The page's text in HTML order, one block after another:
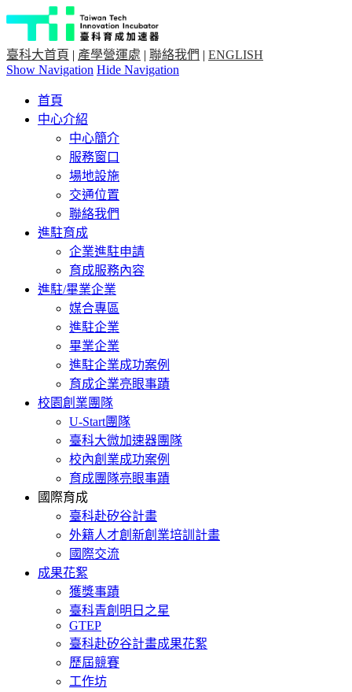
臺科大首頁 | 產學營運處 | 聯絡我們 | ENGLISH
Show Navigation Hide Navigation
首頁
中心介紹
中心簡介
服務窗口
場地設施
交通位置
聯絡我們
進駐育成
企業進駐申請
育成服務內容
進駐/畢業企業
媒合專區
進駐企業
畢業企業
進駐企業成功案例
育成企業亮眼事蹟
校園創業團隊
U-Start團隊
臺科大微加速器團隊
校內創業成功案例
育成團隊亮眼事蹟
國際育成
臺科赴矽谷計畫
外籍人才創新創業培訓計畫
國際交流
成果花絮
獲獎事蹟
臺科青創明日之星
GTEP
臺科赴矽谷計畫成果花絮
歷屆競賽
工作坊